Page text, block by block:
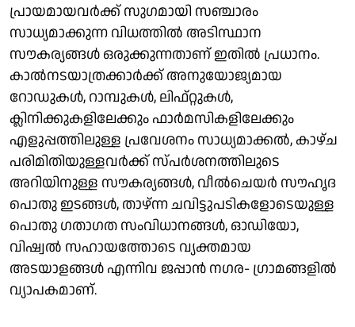
പ്രായമായവര്‍ക്ക് സുഗമായി സഞ്ചാരം
സാധ്യമാക്കുന്ന വിധത്തില്‍ അടിസ്ഥാന
സൗകര്യങ്ങള്‍ ഒരുക്കുന്നതാണ് ഇതില്‍ പ്രധാനം.
കാല്‍നടയാത്രക്കാര്‍ക്ക് അനുയോജ്യമായ
റോഡുകള്‍, റാമ്പുകള്‍, ലിഫ്റ്റുകള്‍,
ക്ലിനിക്കുകളിലേക്കും ഫാര്‍മസികളിലേക്കും
എളുപ്പത്തിലുള്ള പ്രവേശനം സാധ്യമാക്കല്‍, കാഴ്ച
പരിമിതിയുള്ളവര്‍ക്ക് സ്പര്‍ശനത്തിലുടെ
അറിയിനുള്ള സൗകര്യങ്ങള്‍, വീല്‍ചെയര്‍ സൗഹൃദ
പൊതു ഇടങ്ങള്‍, താഴ്ന്ന ചവിട്ടുപടികളോടെയുള്ള
പൊതു ഗതാഗത സംവിധാനങ്ങള്‍, ഓഡിയോ,
വിഷ്വല്‍ സഹായത്തോടെ വ്യക്തമായ
അടയാളങ്ങള്‍ എന്നിവ ജപ്പാന്‍ നഗര- ഗ്രാമങ്ങളില്‍
വ്യാപകമാണ്.